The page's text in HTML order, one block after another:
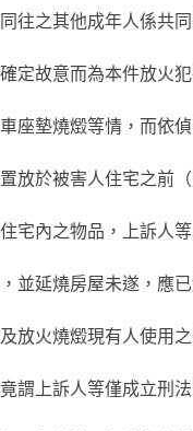
同往之其他成年人係共
確定故意而為本件放火
車座墊燒燬等情，而依
置放於被害人住宅之前
住宅內之物品，上訴人
，並延燒房屋未遂，應
及放火燒燬現有人使用
竟謂上訴人等僅成立刑